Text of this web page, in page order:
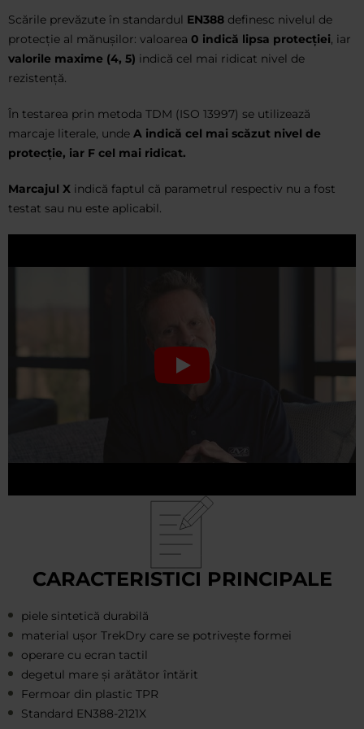
Scările prevăzute în standardul EN388 definesc nivelul de
protecție al mănușilor: valoarea 0 indică lipsa protecției, iar
valorile maxime (4, 5) indică cel mai ridicat nivel de
rezistență.
În testarea prin metoda TDM (ISO 13997) se utilizează
marcaje literale, unde A indică cel mai scăzut nivel de
protecție, iar F cel mai ridicat.
Marcajul X indică faptul că parametrul respectiv nu a fost
testat sau nu este aplicabil.
CARACTERISTICI PRINCIPALE
piele sintetică durabilă
material ușor TrekDry care se potrivește formei
operare cu ecran tactil
degetul mare și arătător întărit
Fermoar din plastic TPR
Standard EN388-2121X